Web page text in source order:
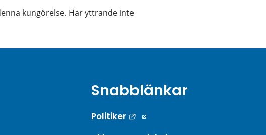
kungörelse. Har yttrande inte
Snabblänkar
Politiker
Länk till annan webbplats.